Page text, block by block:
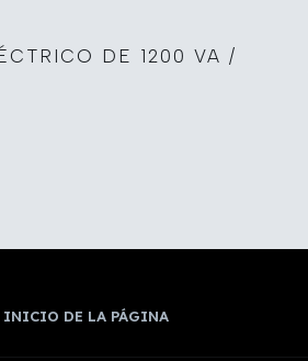
DE 1200 VA /
INICIO DE LA PÁGINA